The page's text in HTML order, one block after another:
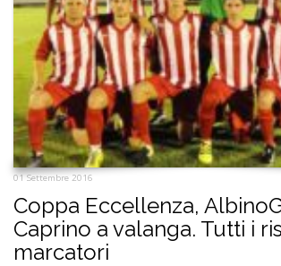
01 Settembre 2016
Coppa Eccellenza,
Caprino a valanga. Tutti i
marcatori